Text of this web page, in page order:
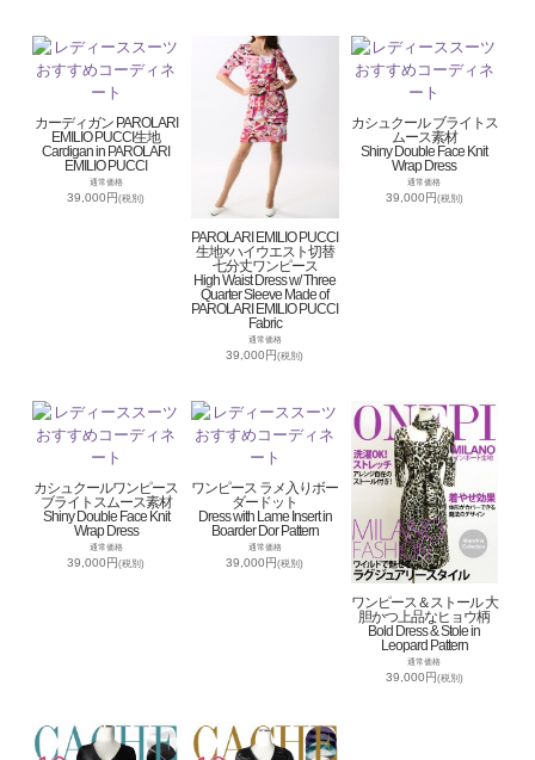
カーディガン PAROLARI
EMILIO PUCCI生地
Cardigan in PAROLARI
EMILIO PUCCI
通常価格
39,000円(税別)
PAROLARI EMILIO PUCCI
生地×ハイウエスト切替
七分丈ワンピース
High Waist Dress w/ Three
Quarter Sleeve Made of
PAROLARI EMILIO PUCCI
Fabric
通常価格
39,000円(税別)
カシュクール ブライトス
ムース素材
Shiny Double Face Knit
Wrap Dress
通常価格
39,000円(税別)
カシュクールワンピース
ブライトスムース素材
Shiny Double Face Knit
Wrap Dress
通常価格
39,000円(税別)
ワンピース ラメ入りボー
ダードット
Dress with Lame Insert in
Boarder Dor Pattern
通常価格
39,000円(税別)
ワンピース＆ストール 大
胆かつ上品なヒョウ柄
Bold Dress & Stole in
Leopard Pattern
通常価格
39,000円 (税別)